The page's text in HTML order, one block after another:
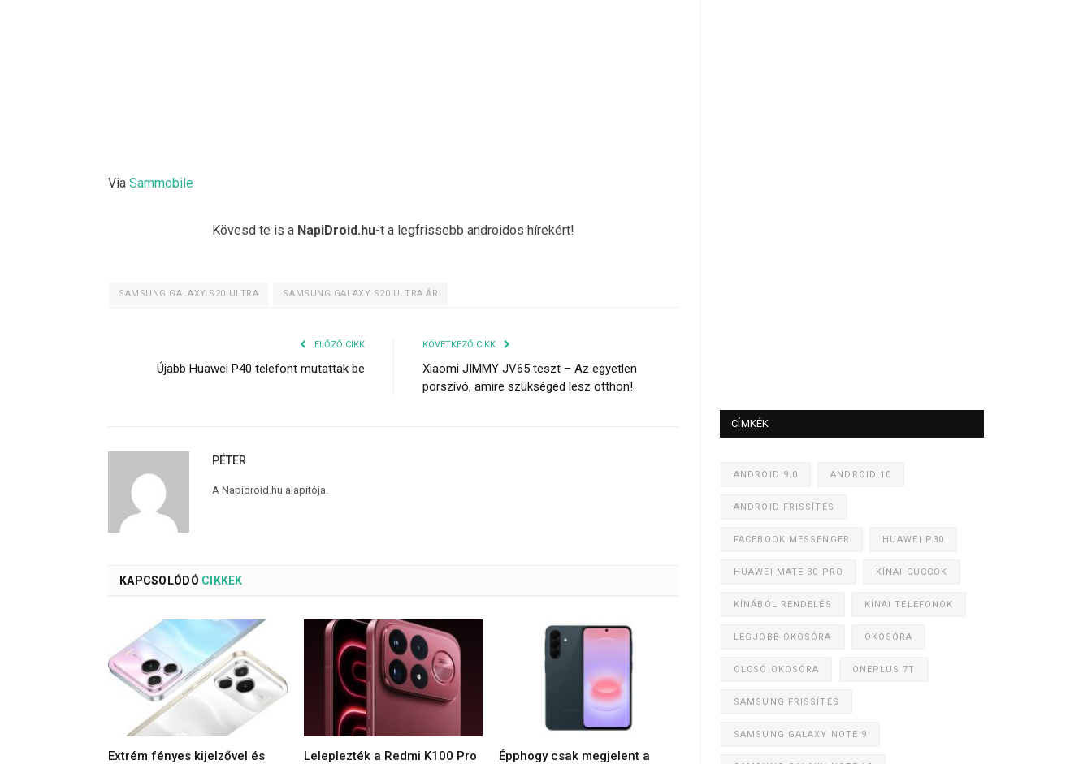
Via Sammobile
Kövesd te is a NapiDroid.hu-t a legfrissebb androidos hírekért!
SAMSUNG GALAXY S20 ULTRA SAMSUNG GALAXY S20 ULTRA ÁR
ELŐZŐ CIKK
Újabb Huawei P40 telefont mutattak be
KÖVETKEZŐ CIKK
Xiaomi JIMMY JV65 teszt – Az egyetlen
porszívó, amire szükséged lesz otthon!
PÉTER
A Napidroid.hu alapítója.
KAPCSOLÓDÓ CIKKEK
Extrém fényes kijelzővel és Leleplezték a Redmi K100 Pro Épphogy csak megjelent a
CÍMKÉK
ANDROID 9.0 ANDROID 10
ANDROID FRISSÍTÉS
FACEBOOK MESSENGER HUAWEI P30
HUAWEI MATE 30 PRO KÍNAI CUCCOK
KÍNÁBÓL RENDELÉS KÍNAI TELEFONOK
LEGJOBB OKOSÓRA OKOSÓRA
OLCSÓ OKOSÓRA ONEPLUS 7T
SAMSUNG FRISSÍTÉS
SAMSUNG GALAXY NOTE 9